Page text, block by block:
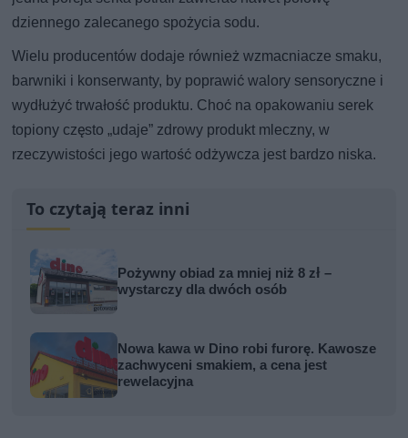
dziennego zalecanego spożycia sodu.
Wielu producentów dodaje również wzmacniacze smaku,
barwniki i konserwanty, by poprawić walory sensoryczne i
wydłużyć trwałość produktu. Choć na opakowaniu serek
topiony często „udaje” zdrowy produkt mleczny, w
rzeczywistości jego wartość odżywcza jest bardzo niska.
To czytają teraz inni
Pożywny obiad za mniej niż 8 zł –
wystarczy dla dwóch osób
Nowa kawa w Dino robi furorę. Kawosze
zachwyceni smakiem, a cena jest
rewelacyjna